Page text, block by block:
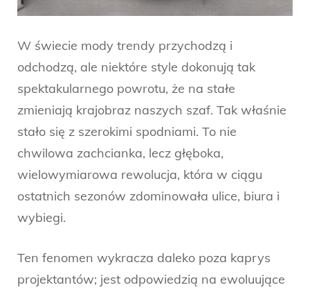
W świecie mody trendy przychodzą i
odchodzą, ale niektóre style dokonują tak
spektakularnego powrotu, że na stałe
zmieniają krajobraz naszych szaf. Tak właśnie
stało się z szerokimi spodniami. To nie
chwilowa zachcianka, lecz głęboka,
wielowymiarowa rewolucja, która w ciągu
ostatnich sezonów zdominowała ulice, biura i
wybiegi.
Ten fenomen wykracza daleko poza kaprys
projektantów; jest odpowiedzią na ewoluujące